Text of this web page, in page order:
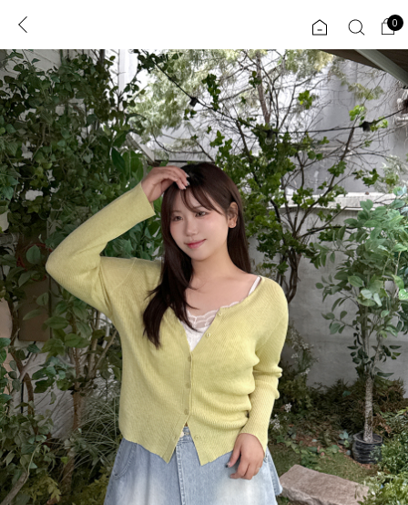
로그인 0
ENG
TW
JP
콘텐츠 리뷰 & 혜택 플러스핏 회원혜택 입
CATEGORY COMMUNITY
도착보장⚡
인플루언서 pick!
신상 5%
베스트
MADE
세트할인 ~30%
하객룩
ALL
익스클루시브
아우터
티셔츠
니트
블라우스
원피스
0